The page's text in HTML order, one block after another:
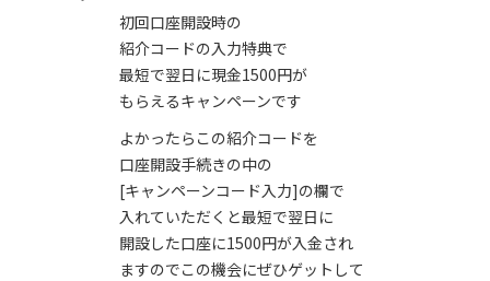
初回口座開設時の
紹介コードの入力特典で
最短で翌日に現金1500円が
もらえるキャンペーンです
よかったらこの紹介コードを
口座開設手続きの中の
[キャンペーンコード入力]の欄で
入れていただくと最短で翌日に
開設した口座に1500円が入金され
ますのでこの機会にぜひゲットして